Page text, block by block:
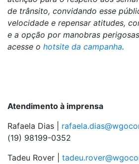
de trânsito, convidando esse
velocidade e repensar atitudes,
e a opção por manobras
acesse o hotsite da campanha.
Atendimento à imprensa
Rafaela Dias |
(19) 98199-0352
Tadeu Rover |